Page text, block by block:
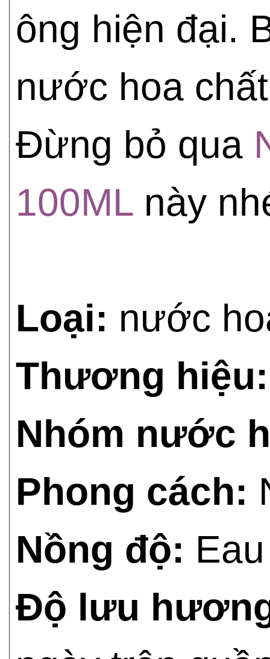
ông hiện đại.
nước hoa
Đừng bỏ qua
100MLnày
Loại: nước
Thương hiệu:
Nhóm nước
Phong cách:
Nồng độ:
Độ lưu